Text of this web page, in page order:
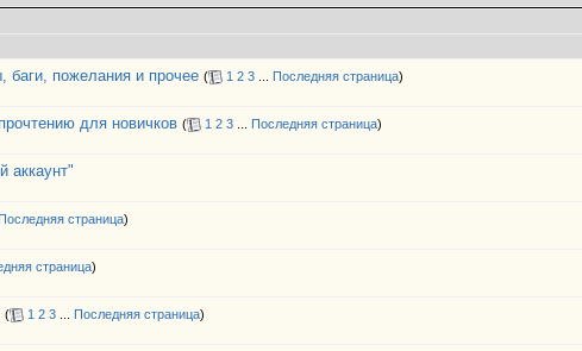
баги, пожелания и прочее ( 1 2 3 Последняя страница)
для новичков ( 1 2 3 Последняя страница)
аккаунт"
страница)
страница)
( 1 2 3 Последняя страница)